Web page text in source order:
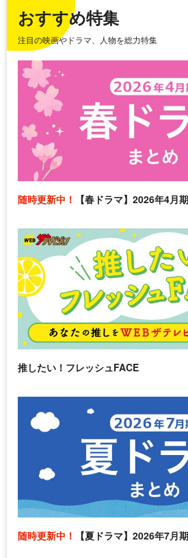
おすすめ特集
注目の映画やドラマ、人物を総力特集
随時更新中！ 【春ドラマ】2026年4月
推したい！フレッシュFACE
随時更新中！ 【夏ドラマ】2026年7月